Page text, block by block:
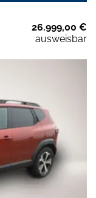
26.999,00 €
ausweisbar